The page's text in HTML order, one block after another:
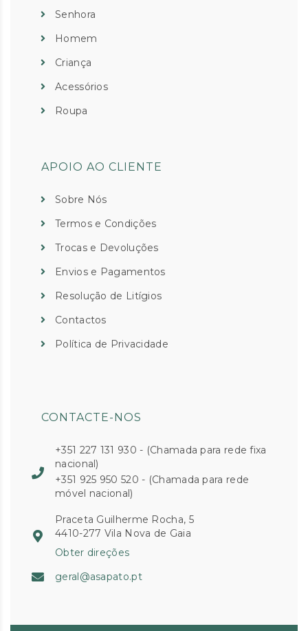
Senhora
Homem
Criança
Acessórios
Roupa
APOIO AO CLIENTE
Sobre Nós
Termos e Condições
Trocas e Devoluções
Envios e Pagamentos
Resolução de Litígios
Contactos
Política de Privacidade
CONTACTE-NOS
+351 227 131 930 - (Chamada para rede fixa
nacional)
+351 925 950 520 - (Chamada para rede
móvel nacional)
Praceta Guilherme Rocha, 5
4410-277 Vila Nova de Gaia
Obter direções
geral@asapato.pt